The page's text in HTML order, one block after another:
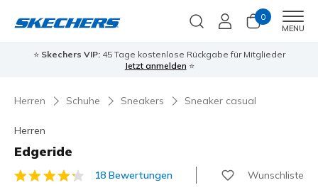
0
MENU
⭐ Skechers VIP:45 Tage kostenlose Rückgabe für Mitglieder
Jetzt anmelden ⭐
Herren Schuhe Sneakers Sneaker casual
Herren
Edgeride
5 von 5 Kundenbewertungen
18 Bewertungen Wunschliste